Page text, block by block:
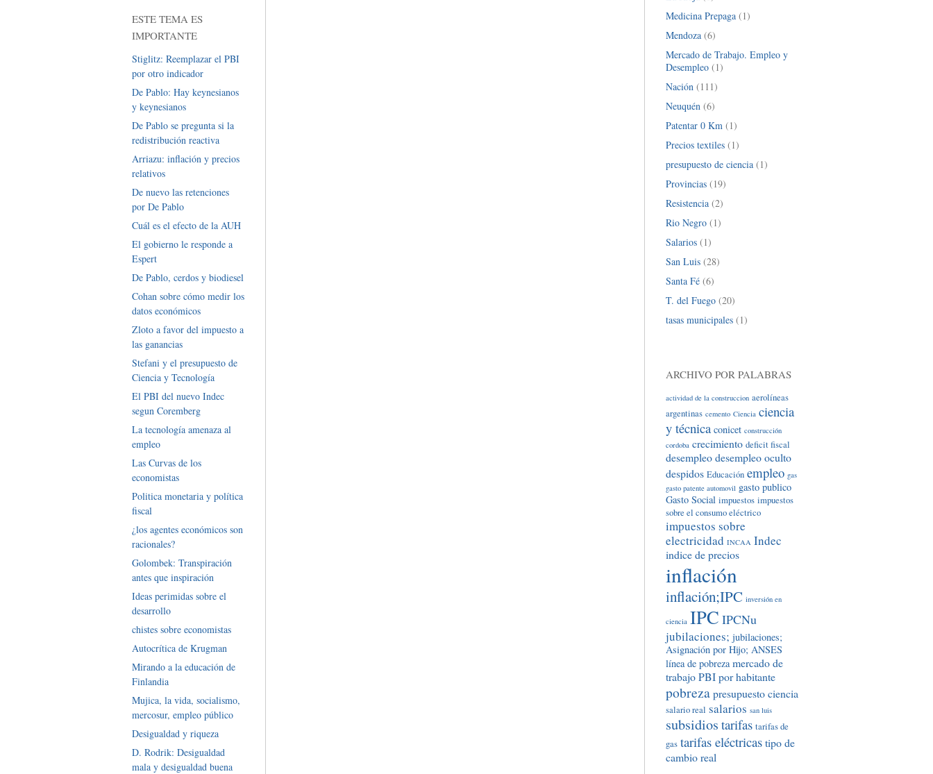
Medicina Prepaga(1)
Mendoza(6)
Mercado de Trabajo. Empleo y
Desempleo(1)
Nación(111)
Neuquén(6)
Patentar 0 Km(1)
Precios textiles(1)
presupuesto de ciencia(1)
Provincias(19)
Resistencia(2)
Rio Negro(1)
Salarios(1)
San Luis(28)
Santa Fé(6)
T. del Fuego(20)
tasas municipales(1)
ARCHIVO POR PALABRAS
actividad de la construccion aerolíneas
argentinas cemento Ciencia ciencia
y técnica conicet construcción
cordoba crecimiento deficit fiscal
desempleo desempleo oculto
despidos Educación empleo gas
gasto patente automovil gasto publico
Gasto Social impuestos impuestos
sobre el consumo eléctrico
impuestos sobre
electricidad INCAA Indec
indice de precios
inflación
inflación;IPC inversión en
ciencia IPC IPCNu
jubilaciones; jubilaciones;
Asignación por Hijo; ANSES
línea de pobreza mercado de
trabajo PBI por habitante
pobreza presupuesto ciencia
salario real salarios san luis
subsidios tarifas tarifas de
gas tarifas eléctricas tipo de
cambio real
ESTE TEMA ES
IMPORTANTE
Stiglitz: Reemplazar el PBI
por otro indicador
De Pablo: Hay keynesianos
y keynesianos
De Pablo se pregunta si la
redistribución reactiva
Arriazu: inflación y precios
relativos
De nuevo las retenciones
por De Pablo
Cuál es el efecto de la AUH
El gobierno le responde a
Espert
De Pablo, cerdos y biodiesel
Cohan sobre cómo medir los
datos económicos
Zloto a favor del impuesto a
las ganancias
Stefani y el presupuesto de
Ciencia y Tecnología
El PBI del nuevo Indec
segun Coremberg
La tecnología amenaza al
empleo
Las Curvas de los
economistas
Politica monetaria y política
fiscal
¿los agentes económicos son
racionales?
Golombek: Transpiración
antes que inspiración
Ideas perimidas sobre el
desarrollo
chistes sobre economistas
Autocrítica de Krugman
Mirando a la educación de
Finlandia
Mujica, la vida, socialismo,
mercosur, empleo público
Desigualdad y riqueza
D. Rodrik: Desigualdad
mala y desigualdad buena